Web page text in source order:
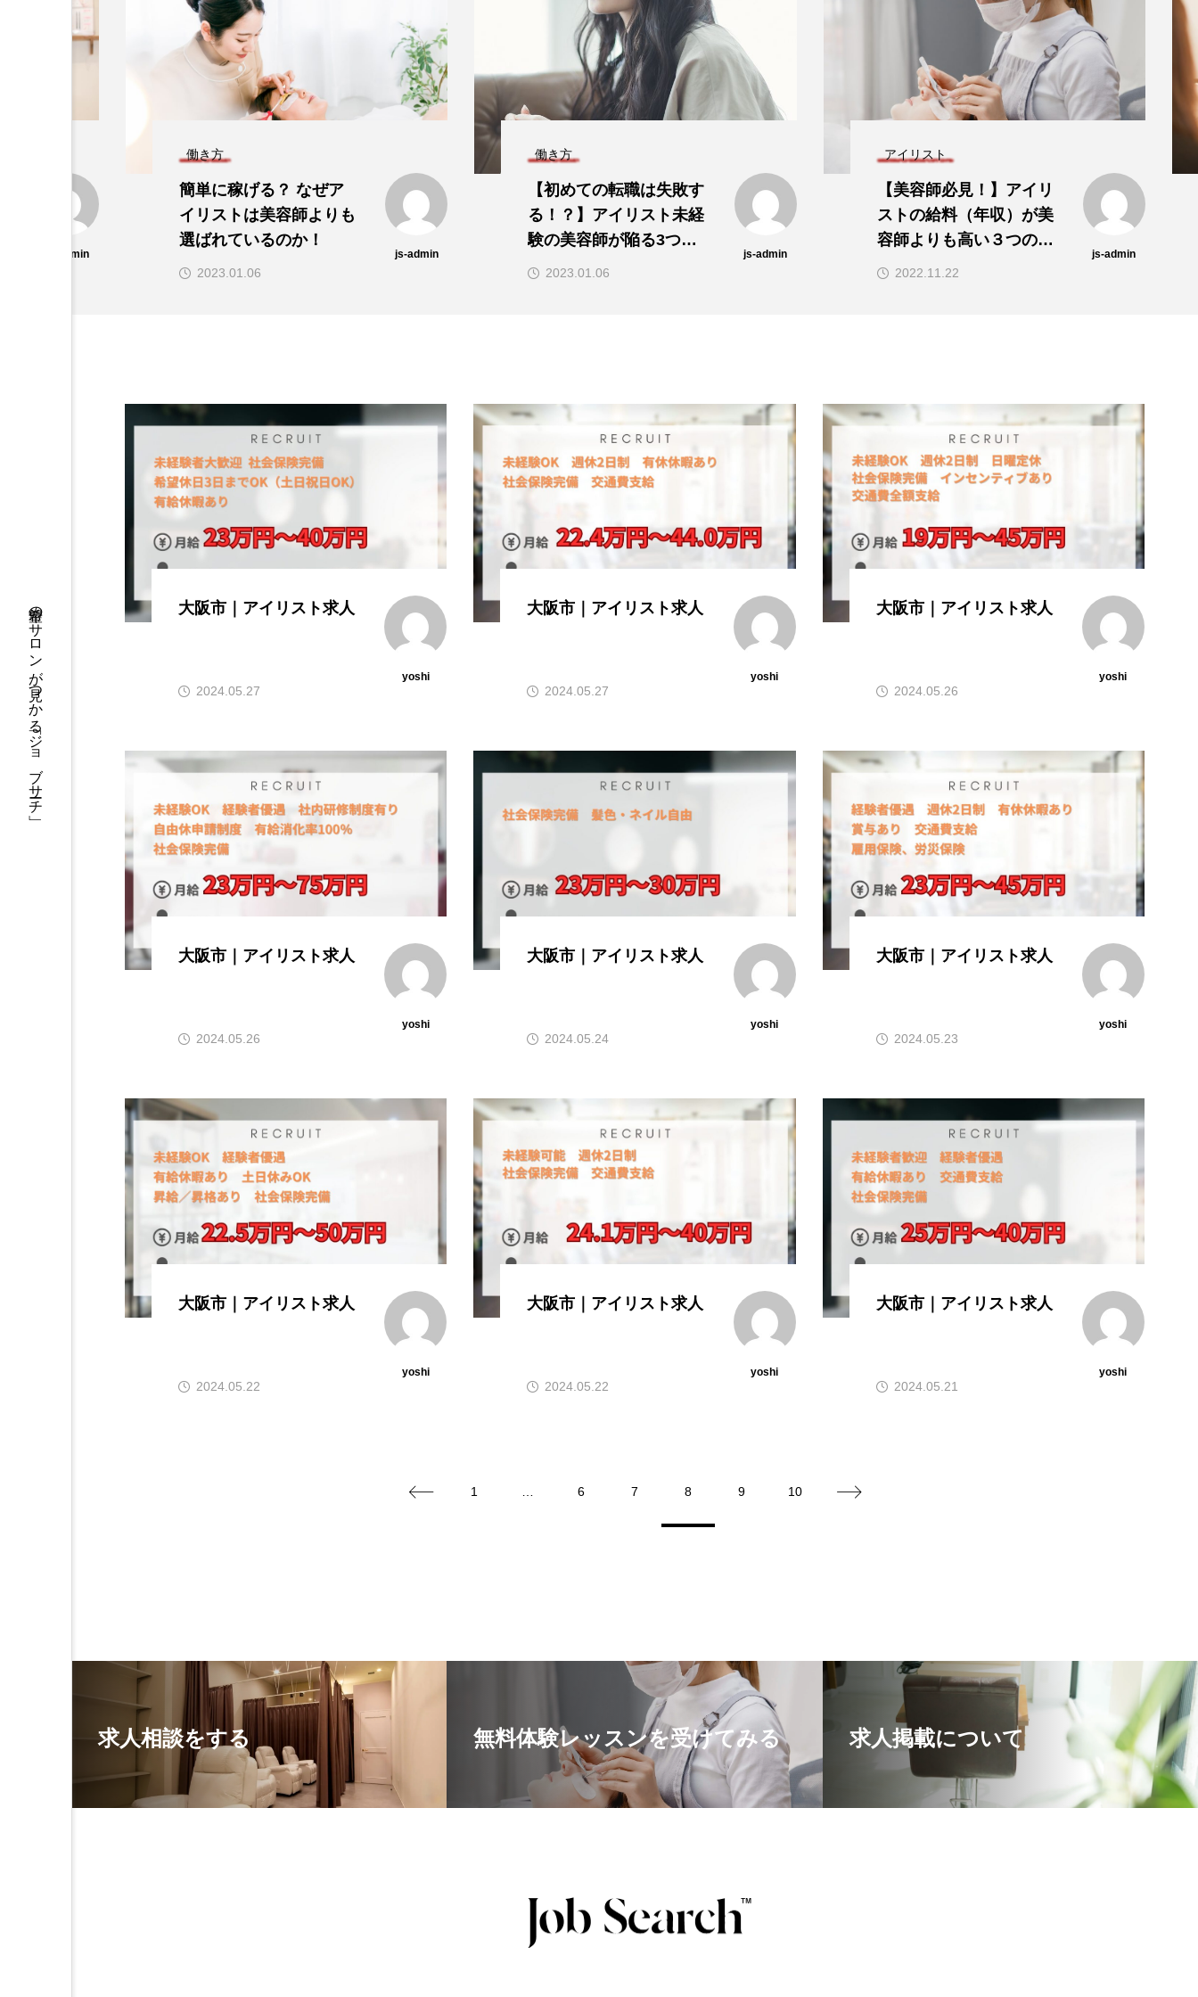
希望のサロンが見つかる「ジョブサーチ」
js-admin
働き方
簡単に稼げる？ なぜア
イリストは美容師よりも
選ばれているのか！
js-admin
2023.01.06
働き方
【初めての転職は失敗す
る！？】アイリスト未経
験の美容師が陥る3つの
罠。
js-admin
2023.01.06
アイリスト
【美容師必見！】アイリ
ストの給料（年収）が美
容師よりも高い３つの理
由とは？
js-admin
2022.11.22
大阪市｜アイリスト求人
yoshi
2024.05.27
大阪市｜アイリスト求人
yoshi
2024.05.27
大阪市｜アイリスト求人
yoshi
2024.05.26
大阪市｜アイリスト求人
yoshi
2024.05.26
大阪市｜アイリスト求人
yoshi
2024.05.24
大阪市｜アイリスト求人
yoshi
2024.05.23
大阪市｜アイリスト求人
yoshi
2024.05.22
大阪市｜アイリスト求人
yoshi
2024.05.22
大阪市｜アイリスト求人
yoshi
2024.05.21
1 6 7 8 9 10
求人相談をする 無料体験レッスンを受けてみる 求人掲載について